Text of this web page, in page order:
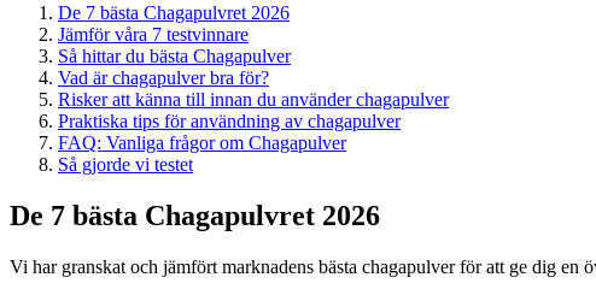
De 7 bästa Chagapulvret 2026
Jämför våra 7 testvinnare
Så hittar du bästa Chagapulver
Vad är chagapulver bra för?
Risker att känna till innan du använder chagapulver
Praktiska tips för användning av chagapulver
FAQ: Vanliga frågor om Chagapulver
Så gjorde vi testet
De 7 bästa Chagapulvret 2026
Vi har granskat och jämfört marknadens bästa chagapulver för att ge dig en